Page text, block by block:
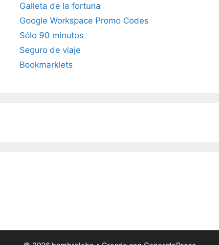
Galleta de la fortuna
Google Workspace Promo Codes
Sólo 90 minutos
Seguro de viaje
Bookmarklets